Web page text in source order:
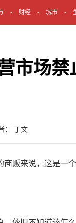
财经 城市
市场禁
： 丁文
商贩来说，这是一